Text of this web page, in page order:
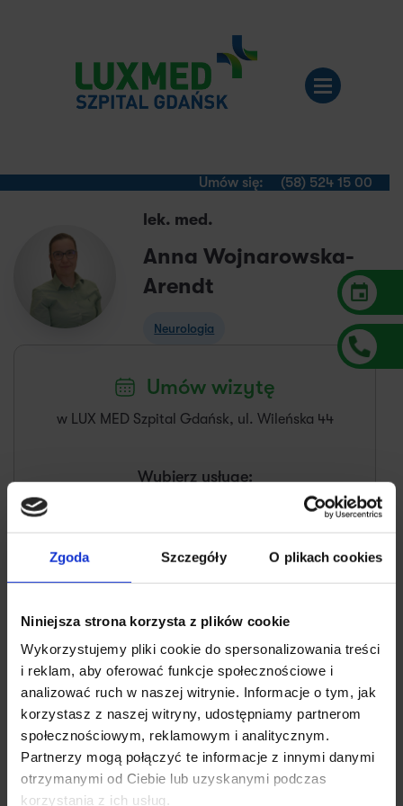
Zgoda Szczegóły O plikach cookies
Niniejsza strona korzysta z plików cookie
Wykorzystujemy pliki cookie do spersonalizowania treści
i reklam, aby oferować funkcje społecznościowe i
analizować ruch w naszej witrynie. Informacje o tym, jak
korzystasz z naszej witryny, udostępniamy partnerom
społecznościowym, reklamowym i analitycznym.
Partnerzy mogą połączyć te informacje z innymi danymi
otrzymanymi od Ciebie lub uzyskanymi podczas
korzystania z ich usług.
Umów się: (58) 524 15 00
lek. med.
Anna Wojnarowska-
Arendt
Neurologia
Umów wizytę
w LUX MED Szpital Gdańsk, ul. Wileńska 44
Wybierz usługę:
O mnie
Jestem lekarzem neurologiem z ponad 15-letnim
doświadczeniem w leczeniu pacjentów zarówno w
Oddziale Neurologicznym jak i Poradni Neurologicznej.
Poprzez uczestnictwo w licznych kursach oraz
kongresach naukowych, a także współpracę z